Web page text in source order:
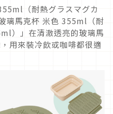
（耐熱グラスマグカ
璃馬克杯 米色 355ml（耐
）」在清澈透亮的玻璃馬
用來裝冷飲或咖啡都很適